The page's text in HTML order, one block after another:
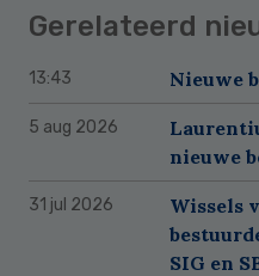
Gerelateerd
13:43 Nieuwe
5 aug 2026
nieuwe
31 jul 2026
Wissels
SIG en